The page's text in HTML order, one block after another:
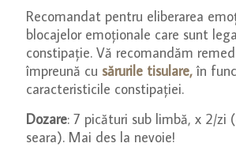
Recomandat pentru eliberarea
blocajelor emoționale care sunt
constipație. Vă recomandăm
împreună cu sărurile tisulare, în
caracteristicile constipației.
Dozare: 7 picături sub limbă, x 2/zi
seara). Mai des la nevoie!